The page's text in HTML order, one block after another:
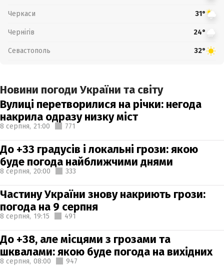
Черкаси 31°
Чернігів 24°
Севастополь 32°
Новини погоди України та світу
Вулиці перетворилися на річки: негода
накрила одразу низку міст
8 серпня, 21:00 771
До +33 градусів і локальні грози: якою
буде погода найближчими днями
8 серпня, 20:00 333
Частину України знову накриють грози:
погода на 9 серпня
8 серпня, 19:15 491
До +38, але місцями з грозами та
шквалами: якою буде погода на вихідних
8 серпня, 08:00 947